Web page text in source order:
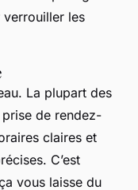
verrouiller les
La plupart des
de rendez-
claires et
C’est
vous laisse du